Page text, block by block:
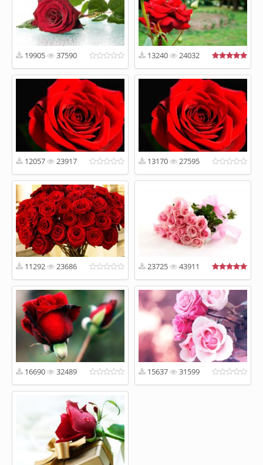
19905 37590 13240 24032
12057 23917 13170 27595
11292 23686 23725 43911
16690 32489 15637 31599